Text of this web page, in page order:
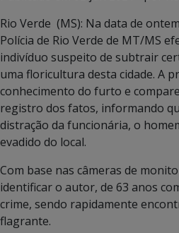
Rio Verde (MS): Na data de
Polícia de Rio Verde de MT/MS
indivíduo suspeito de subtrair
uma floricultura desta cidade. A
conhecimento do furto e
registro dos fatos, informando
distração da funcionária, o
evadido do local.
Com base nas câmeras de
identificar o autor, de 63 anos
crime, sendo rapidamente
flagrante.